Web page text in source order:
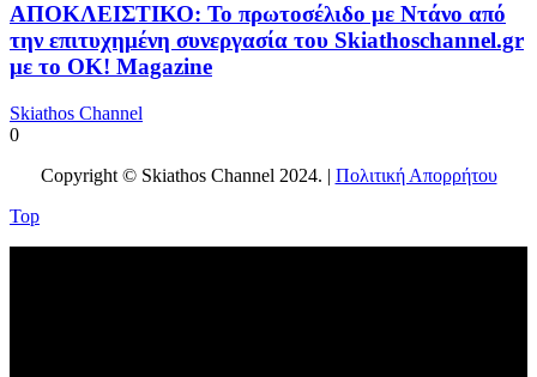
ΑΠΟΚΛΕΙΣΤΙΚΟ: Το πρωτοσέλιδο με Ντάνο από
την επιτυχημένη συνεργασία του Skiathoschannel.gr
με το OK! Magazine
Skiathos Channel
0
Copyright © Skiathos Channel 2024. | Πολιτική Απορρήτου
Top